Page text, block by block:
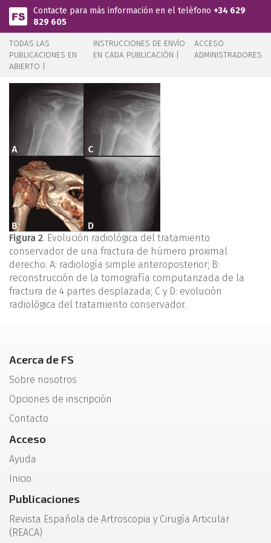
Pasar al contenido principal
Contacte para más información en el teléfono +34 629
829 605
TODAS LAS
PUBLICACIONES EN
ABIERTO |
INSTRUCCIONES DE ENVÍO
EN CADA PUBLICACIÓN |
ACCESO
ADMINISTRADORES
Figura 2. Evolución radiológica del tratamiento
conservador de una fractura de húmero proximal
derecho. A: radiología simple anteroposterior; B:
reconstrucción de la tomografía computarizada de la
fractura de 4 partes desplazada; C y D: evolución
radiológica del tratamiento conservador.
Acerca de FS
Sobre nosotros
Opciones de inscripción
Contacto
Acceso
Ayuda
Inicio
Publicaciones
Revista Española de Artroscopia y Cirugía Articular
(REACA)